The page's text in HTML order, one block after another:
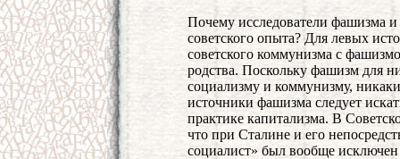
Почему исследователи фашизма
советского опыта? Для левых
советского коммунизма с
родства. Поскольку фашизм для
социализму и коммунизму,
источники фашизма следует
практике капитализма. В
что при Сталине и его
социалист» был вообще исключен